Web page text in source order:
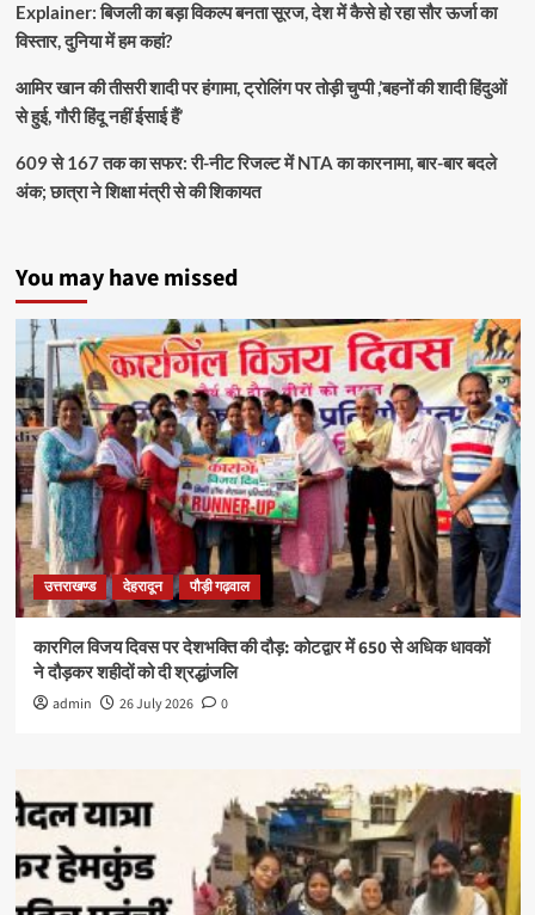
Explainer: बिजली का बड़ा विकल्प बनता सूरज, देश में कैसे हो रहा सौर ऊर्जा का
विस्तार, दुनिया में हम कहां?
आमिर खान की तीसरी शादी पर हंगामा, ट्रोलिंग पर तोड़ी चुप्पी ,’बहनों की शादी हिंदुओं
से हुई, गौरी हिंदू नहीं ईसाई हैं’
609 से 167 तक का सफर: री-नीट रिजल्ट में NTA का कारनामा, बार-बार बदले
अंक; छात्रा ने शिक्षा मंत्री से की शिकायत
You may have missed
उत्तराखण्ड देहरादून पौड़ी गढ़वाल
कारगिल विजय दिवस पर देशभक्ति की दौड़: कोटद्वार में 650 से अधिक धावकों
ने दौड़कर शहीदों को दी श्रद्धांजलि
admin 26 July 2026 0